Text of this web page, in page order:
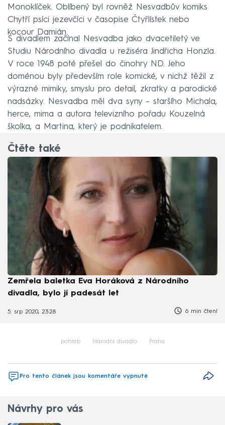
Monoklíček. Oblíbený byl rovněž Nesvadbův komiks
Chytří psíci jezevčíci v časopise Čtyřlístek nebo
kocour Damián.
S divadlem začínal Nesvadba jako dvacetiletý ve
Studiu Národního divadla u režiséra Jindřicha Honzla.
V roce 1948 poté přešel do činohry ND. Jeho
doménou byly především role komické, v nichž těžil z
výrazné mimiky, smyslu pro detail, zkratky a parodické
nadsázky. Nesvadba měl dva syny –⁠ staršího Michala,
herce, mima a autora televizního pořadu Kouzelná
školka, a Martina, který je podnikatelem.
Čtěte také
Zemřela baletka Eva Horáková z Národního
divadla, bylo jí padesát let
5. srp 2020, 23:28 6 min čtení
pohřeb Národní divadlo Praha
Pro tento článek jsou komentáře vypnuté
Návrhy pro vás